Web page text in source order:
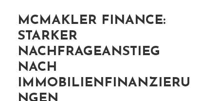
MCMAKLER FINANCE:
STARKER
NACHFRAGEANSTIEG
NACH
IMMOBILIENFINANZIERU